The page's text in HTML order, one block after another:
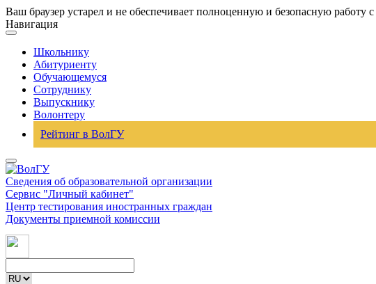
Ваш браузер устарел и не обеспечивает полноценную и безопасную работу
Навигация
Школьнику
Абитуриенту
Обучающемуся
Сотруднику
Выпускнику
Волонтеру
Рейтинг в ВолГУ
Сведения об образовательной организации
Сервис "Личный кабинет"
Центр тестирования иностранных граждан
Документы приемной комиссии